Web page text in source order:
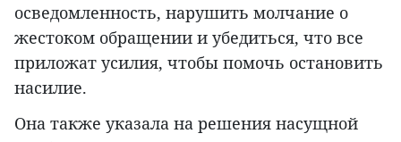
осведомленность, нарушить молчание о
жестоком обращении и убедиться, что все
приложат усилия, чтобы помочь остановить
насилие.
Она также указала на решения насущной